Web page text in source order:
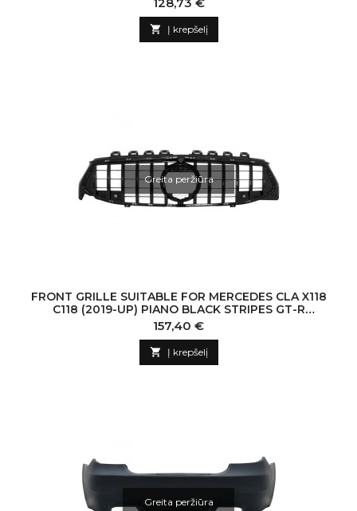
128,73 €
 Į krepšelį
Greita peržiūra
FRONT GRILLE SUITABLE FOR MERCEDES CLA X118
C118 (2019-UP) PIANO BLACK STRIPES GT-R
PANAMERICANA DESIGN
Kaina
157,40 €
 Į krepšelį
Greita peržiūra